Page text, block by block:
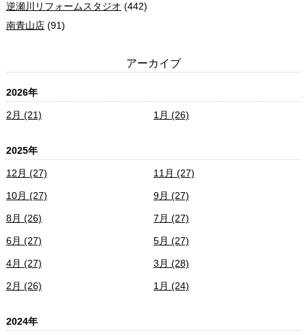
逆瀬川リフォームスタジオ (442)
南青山店(91)
アーカイブ
2026年
2月 (21) 1月 (26)
2025年
12月 (27) 11月 (27)
10月 (27) 9月 (27)
8月 (26) 7月 (27)
6月 (27) 5月 (27)
4月 (27) 3月 (28)
2月 (26) 1月 (24)
2024年